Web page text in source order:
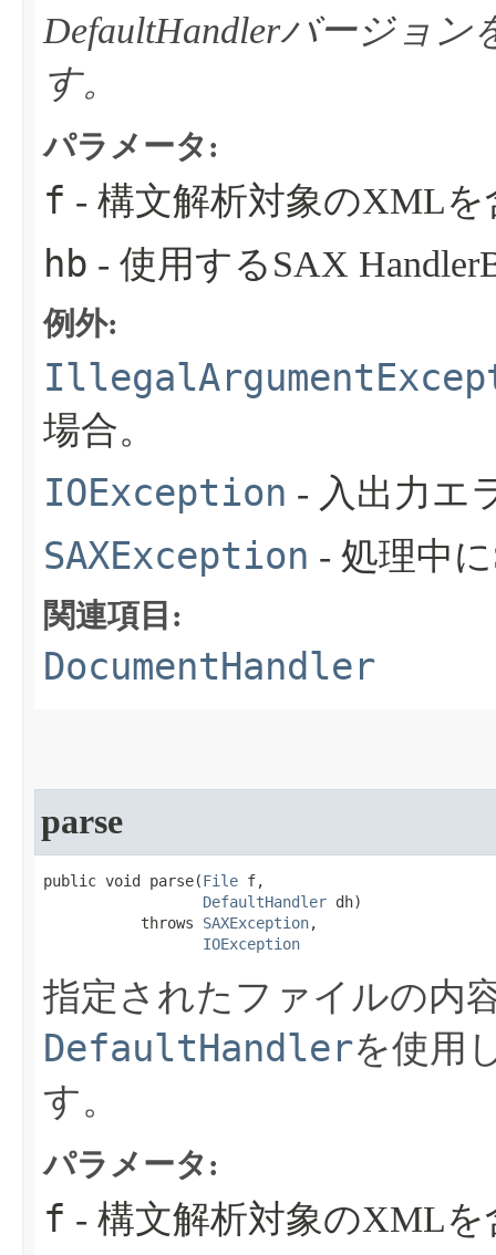
DefaultHandlerバージョ
す。
パラメータ:
f - 構文解析対象のXML
hb - 使用するSAX
例外:
場合。
IOException - 入出力エ
SAXException - 処理中
関連項目:
DocumentHandler
parse
public void parse​(File f,
DefaultHandler dh)
           throws
SAXException,
IOException
指定されたファイルの内
DefaultHandlerを使用
す。
パラメータ:
f - 構文解析対象のXML